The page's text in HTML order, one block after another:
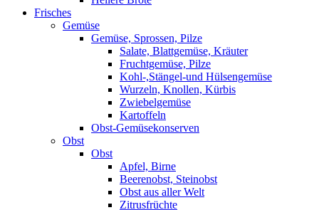
Frisches
Gemüse
Gemüse, Sprossen, Pilze
Salate, Blattgemüse, Kräuter
Fruchtgemüse, Pilze
Kohl-,Stängel-und Hülsengemüse
Wurzeln, Knollen, Kürbis
Zwiebelgemüse
Kartoffeln
Obst-Gemüsekonserven
Obst
Obst
Apfel, Birne
Beerenobst, Steinobst
Obst aus aller Welt
Zitrusfrüchte